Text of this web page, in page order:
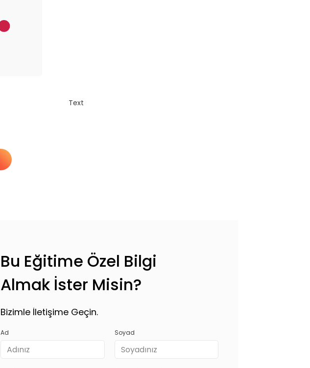
Text
Bu Eğitime Özel Bilgi
Almak İster Misin?
Bizimle İletişime Geçin.
Ad Soyad